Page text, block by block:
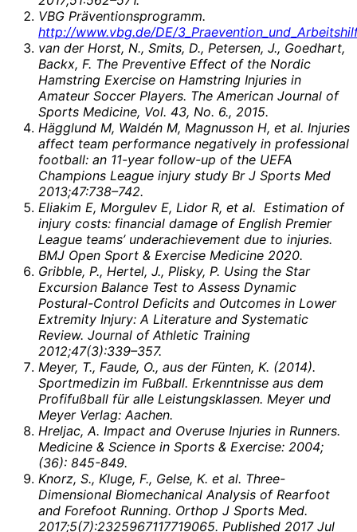
VBG Präventionsprogramm.
http://www.vbg.de/DE/
van der Horst, N., Smits, D., Petersen, J., Goedhart,
Backx, F. The Preventive Effect of the Nordic
Hamstring Exercise on Hamstring Injuries in
Amateur Soccer Players. The American Journal of
Sports Medicine, Vol. 43, No. 6., 2015.
Hägglund M, Waldén M, Magnusson H, et al. Injuries
affect team performance negatively in professional
football: an 11-year follow-up of the UEFA
Champions League injury study Br J Sports Med
2013;47:738–742.
Eliakim E, Morgulev E, Lidor R, et al. Estimation of
injury costs: financial damage of English Premier
League teams’ underachievement due to injuries.
BMJ Open Sport & Exercise Medicine 2020.
Gribble, P., Hertel, J., Plisky, P. Using the Star
Excursion Balance Test to Assess Dynamic
Postural-Control Deficits and Outcomes in Lower
Extremity Injury: A Literature and Systematic
Review. Journal of Athletic Training
2012;47(3):339–357.
Meyer, T., Faude, O., aus der Fünten, K. (2014).
Sportmedizin im Fußball. Erkenntnisse aus dem
Profifußball für alle Leistungsklassen. Meyer und
Meyer Verlag: Aachen.
Hreljac, A. Impact and Overuse Injuries in Runners.
Medicine & Science in Sports & Exercise: 2004;
(36): 845-849.
Knorz, S., Kluge, F., Gelse, K. et al. Three-
Dimensional Biomechanical Analysis of Rearfoot
and Forefoot Running. Orthop J Sports Med.
2017;5(7):2325967117719065. Published 2017 Jul